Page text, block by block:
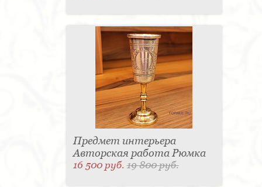
Предмет интерьера
Авторская работа Рюмка
16 500 руб.19 800 руб.